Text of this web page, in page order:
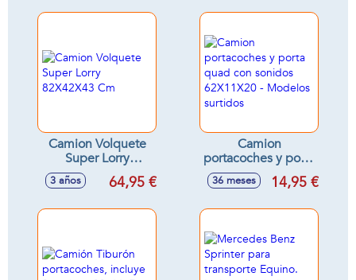
Camion Volquete
Super Lorry
82X42X43 Cm
3 años 64,95 €
Camion
portacoches y porta
quad con sonidos
62X11X20 -
36 meses 14,95 €